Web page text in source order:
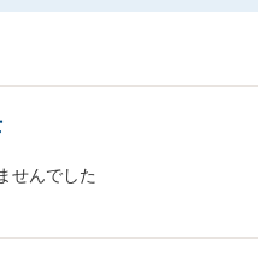
せんでした